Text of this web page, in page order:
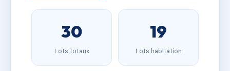
30
Lots totaux
19
Lots habitation